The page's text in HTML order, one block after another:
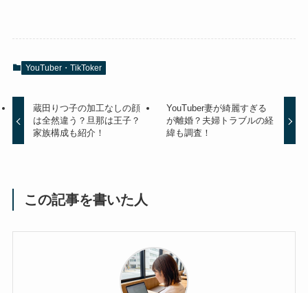
YouTuber・TikToker
蔵田りつ子の加工なしの顔
は全然違う？旦那は王子？
家族構成も紹介！
YouTuber妻が綺麗すぎる
が離婚？夫婦トラブルの経
緯も調査！
この記事を書いた人